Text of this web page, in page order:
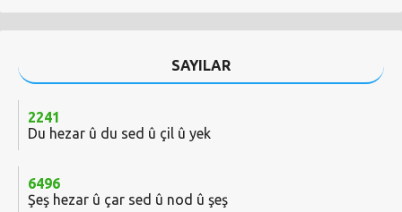
SAYILAR
2241
Du hezar û du sed û çil û yek
6496
Şeş hezar û çar sed û nod û şeş